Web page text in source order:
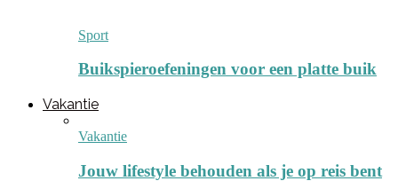
Sport
Buikspieroefeningen voor een platte buik
Vakantie
Vakantie
Jouw lifestyle behouden als je op reis bent